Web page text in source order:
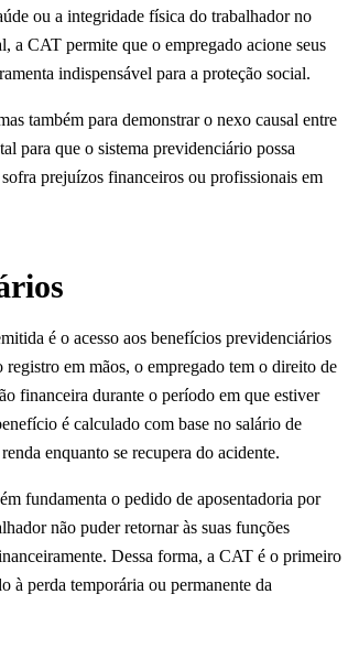
ou a integridade física do trabalhador no
a CAT permite que o empregado acione seus
indispensável para a proteção social.
também para demonstrar o nexo causal entre
para que o sistema previdenciário possa
prejuízos financeiros ou profissionais em
é o acesso aos benefícios previdenciários
em mãos, o empregado tem o direito de
financeira durante o período em que estiver
é calculado com base no salário de
enquanto se recupera do acidente.
fundamenta o pedido de aposentadoria por
não puder retornar às suas funções
Dessa forma, a CAT é o primeiro
à perda temporária ou permanente da